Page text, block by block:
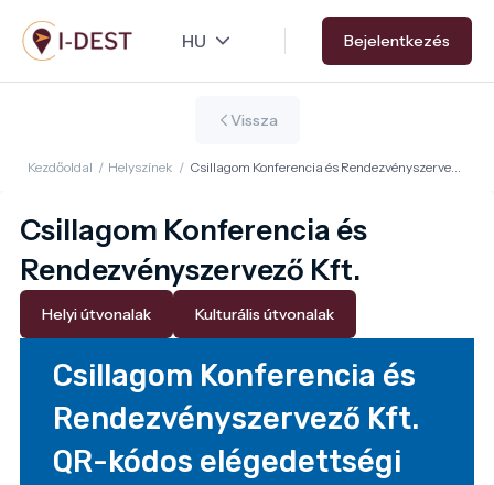
Ugrás
a
tartalomra
Bejelentkezés
Vissza
Kezdőoldal / Helyszínek / Csillagom Konferencia és Rendezvényszervező
Csillagom Konferencia és
Rendezvényszervező Kft.
Helyi útvonalak Kulturális útvonalak